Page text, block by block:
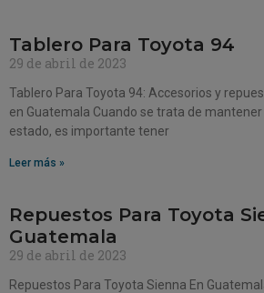
Tablero Para Toyota 94
29 de abril de 2023
Tablero Para Toyota 94: Accesorios y
en Guatemala Cuando se trata de
estado, es importante tener
Leer más »
Repuestos Para Toyota
Guatemala
29 de abril de 2023
Repuestos Para Toyota Sienna En